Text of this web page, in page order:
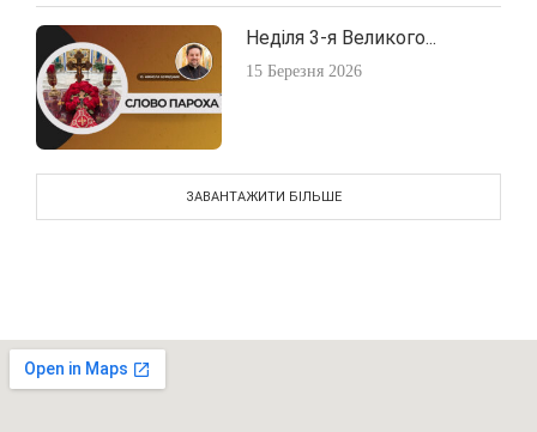
Неділя 3-я Великого...
15 Березня 2026
ЗАВАНТАЖИТИ БІЛЬШЕ